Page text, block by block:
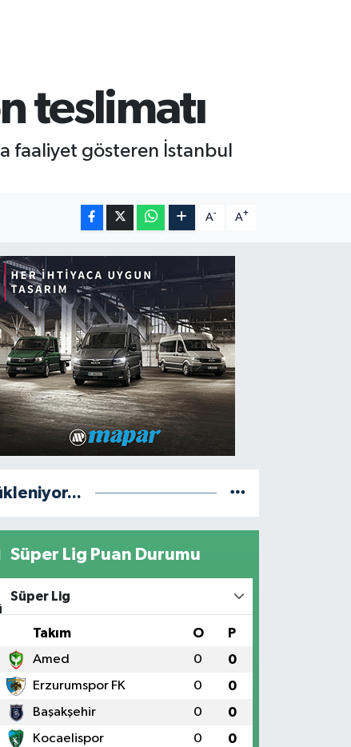
teslimatı
faaliyet gösteren İstanbul
A- A+
Süper Lig Puan Durumu
Süper Lig
Takım O P
Amed 0 0
Erzurumspor FK 0 0
Başakşehir 0 0
Kocaelispor 0 0